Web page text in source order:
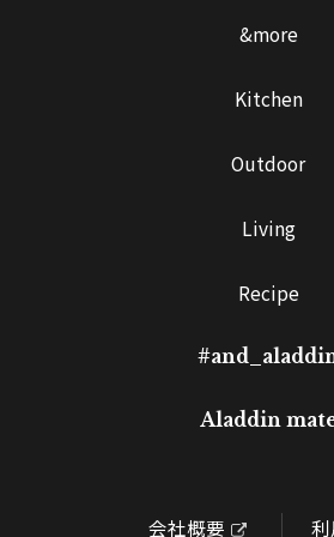
&more
Kitchen
Outdoor
Living
Recipe
Aladdin
会社概要